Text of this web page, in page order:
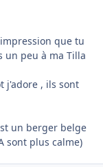
que tu
un peu à ma Tilla
j'adore , ils sont
un berger belge
sont plus calme)